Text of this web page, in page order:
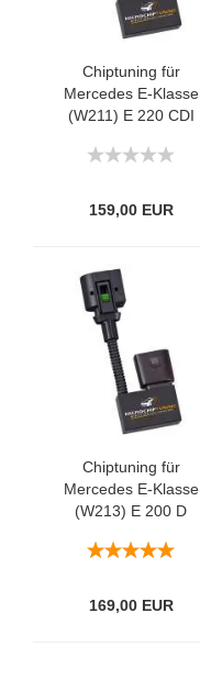
Chiptuning für
Mercedes E-Klasse
(W211) E 220 CDI
159,00 EUR
Chiptuning für
Mercedes E-Klasse
(W213) E 200 D
169,00 EUR